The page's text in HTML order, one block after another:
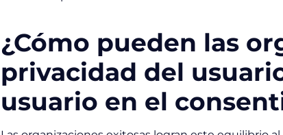
¿Cómo pueden las
privacidad del
usuario en el